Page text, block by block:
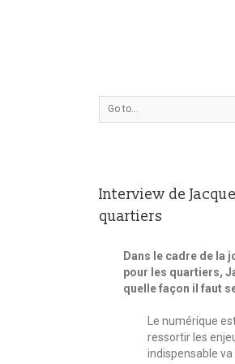
Go to...
Interview de
quartiers
Dans le cadre de la
pour les quartiers,
quelle façon il faut
Le numérique
ressortir les
indispensable